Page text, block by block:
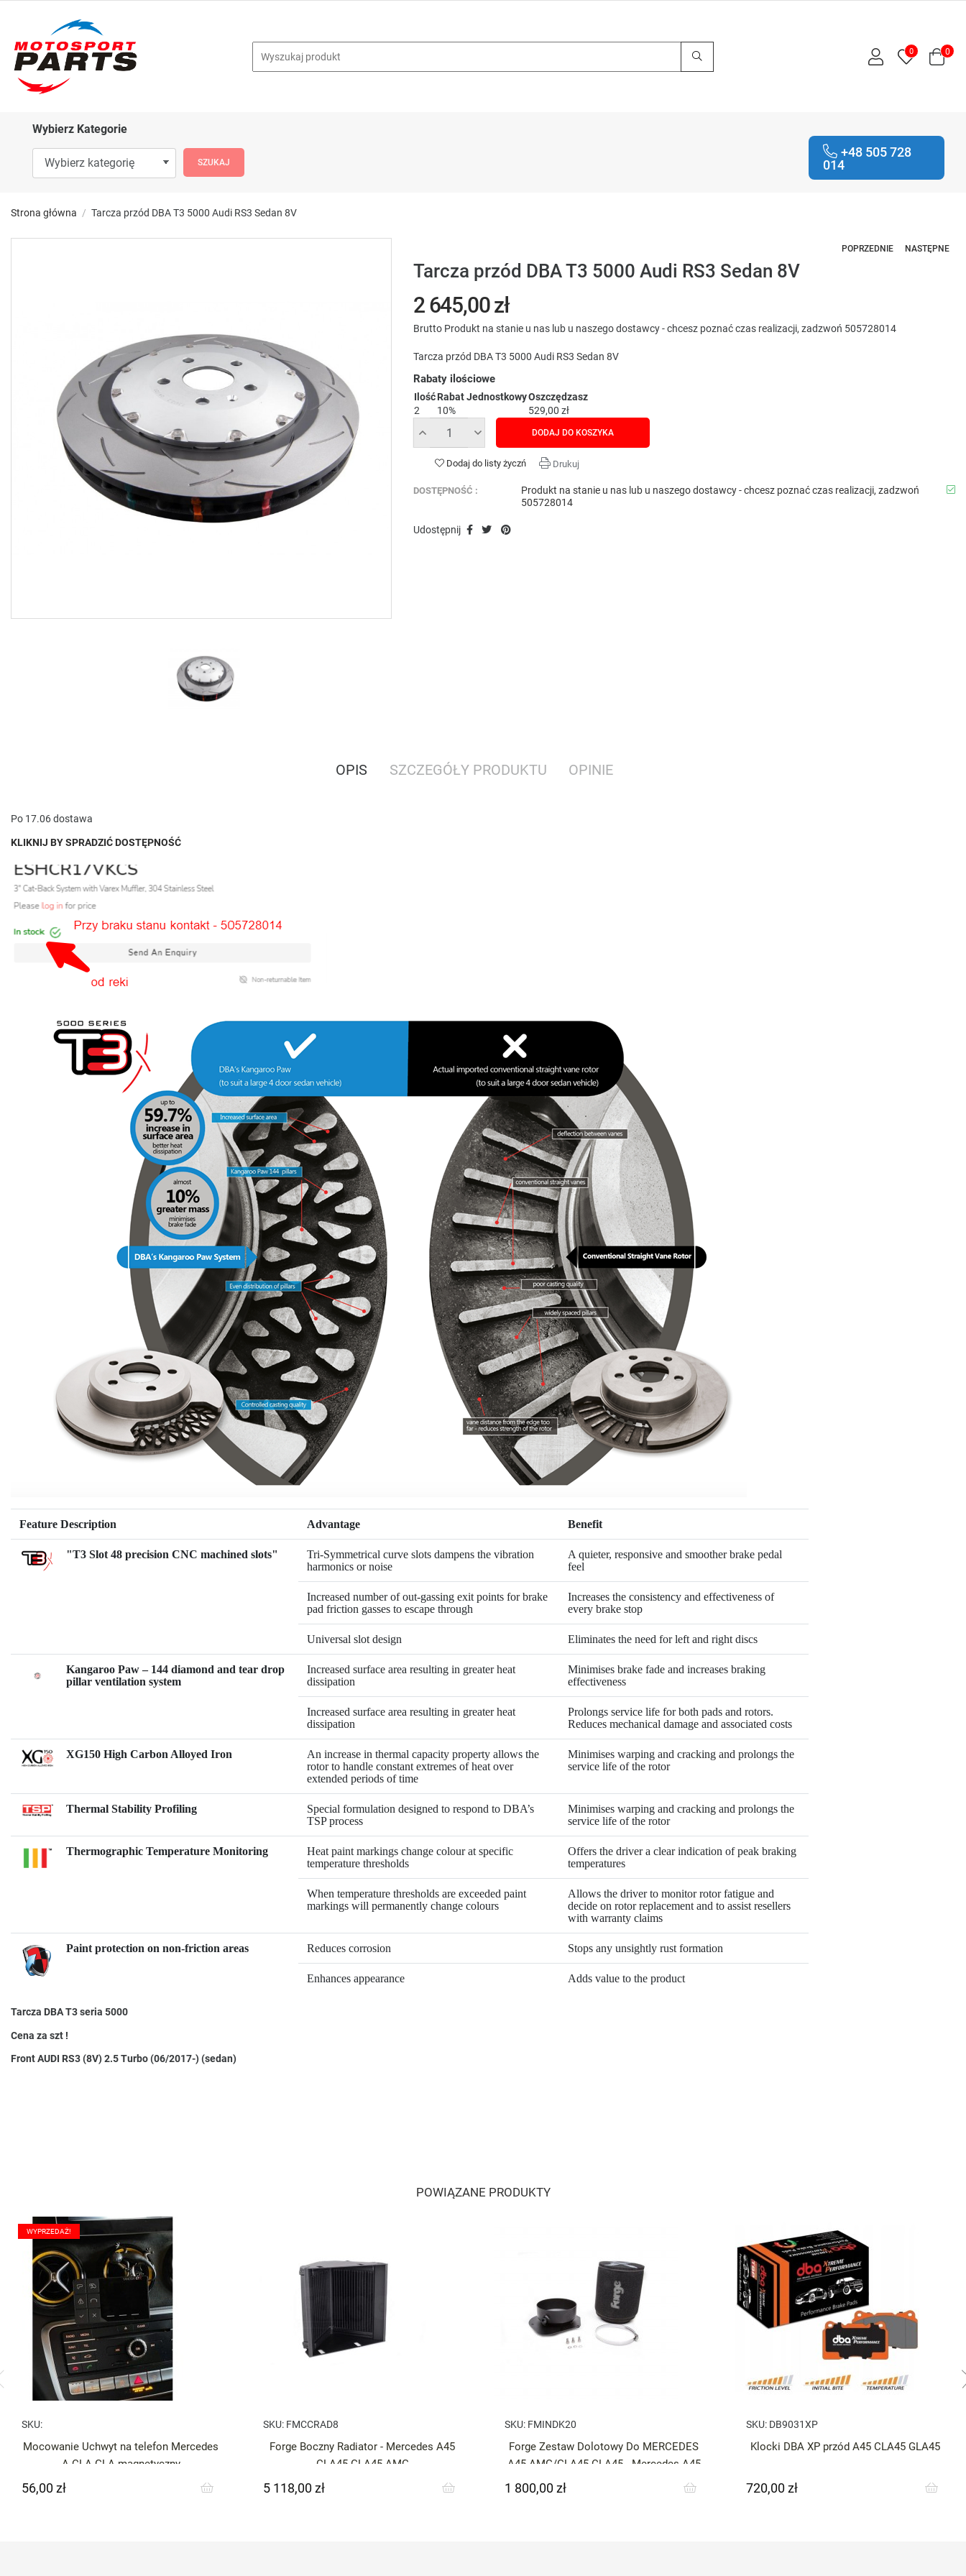
0 0
Wybierz Kategorie
+48 505 728
014
Strona główna Tarcza przód DBA T3 5000 Audi RS3 Sedan 8V
POPRZEDNIE NASTĘPNE
Tarcza przód DBA T3 5000 Audi RS3 Sedan 8V
2 645,00 zł
Brutto Produkt na stanie u nas lub u naszego dostawcy - chcesz poznać czas realizacji, zadzwoń 505728014
Tarcza przód DBA T3 5000 Audi RS3 Sedan 8V
Rabaty ilościowe
IlośćRabat JednostkowyOszczędzasz
2
10% 529,00 zł
DODAJ DO KOSZYKA
Dodaj do listy życzń Drukuj
DOSTĘPNOŚĆ :
Produkt na stanie u nas lub u naszego dostawcy - chcesz poznać czas realizacji, zadzwoń
505728014
Udostępnij
OPIS SZCZEGÓŁY PRODUKTU OPINIE
Po 17.06 dostawa
KLIKNIJ BY SPRADZIĆ DOSTĘPNOŚĆ
Feature Description Advantage Benefit
"T3 Slot 48 precision CNC machined slots"
Tri-Symmetrical curve slots dampens the vibration
harmonics or noise
A quieter, responsive and smoother brake pedal
feel
Increased number of out-gassing exit points for brake
pad friction gasses to escape through
Increases the consistency and effectiveness of
every brake stop
Universal slot design Eliminates the need for left and right discs
Kangaroo Paw – 144 diamond and tear drop
pillar ventilation system
Increased surface area resulting in greater heat
dissipation
Minimises brake fade and increases braking
effectiveness
Increased surface area resulting in greater heat
dissipation
Prolongs service life for both pads and rotors.
Reduces mechanical damage and associated costs
XG150 High Carbon Alloyed Iron
An increase in thermal capacity property allows the
rotor to handle constant extremes of heat over
extended periods of time
Minimises warping and cracking and prolongs the
service life of the rotor
Thermal Stability Profiling
Special formulation designed to respond to DBA’s
TSP process
Minimises warping and cracking and prolongs the
service life of the rotor
Thermographic Temperature Monitoring
Heat paint markings change colour at specific
temperature thresholds
Offers the driver a clear indication of peak braking
temperatures
When temperature thresholds are exceeded paint
markings will permanently change colours
Allows the driver to monitor rotor fatigue and
decide on rotor replacement and to assist resellers
with warranty claims
Paint protection on non-friction areas Reduces corrosion Stops any unsightly rust formation
Enhances appearance Adds value to the product
Tarcza DBA T3 seria 5000
Cena za szt !
FrontAUDI RS3 (8V)2.5 Turbo (06/2017-) (sedan)
POWIĄZANE PRODUKTY
SKU:
Mocowanie Uchwyt na telefon Mercedes
A CLA GLA magnetyczny
Cena
56,00 zł
WYPRZEDAŻ!
SKU: FMCCRAD8
Forge Boczny Radiator - Mercedes A45
CLA45 GLA45 AMG
Cena
5 118,00 zł
SKU: FMINDK20
Forge Zestaw Dolotowy Do MERCEDES
A45 AMG/GLA45 CLA45 - Mercedes A45
Cena
1 800,00 zł
SKU: DB9031XP
Klocki DBA XP przód A45 CLA45 GLA45
Cena
720,00 zł